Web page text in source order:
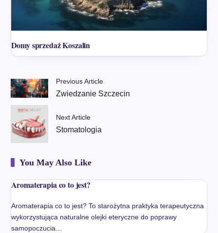
Domy sprzedaż Koszalin
Previous Article
Zwiedzanie Szczecin
Next Article
Stomatologia
You May Also Like
Aromaterapia co to jest?
Aromaterapia co to jest? To starożytna praktyka terapeutyczna
wykorzystująca naturalne olejki eteryczne do poprawy
samopoczucia…